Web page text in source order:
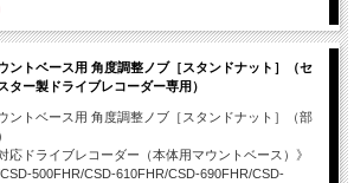
ントベース用 角度調整ノブ［スタンドナット］（セ
ター製ドライブレコーダー専用）
ントベース用 角度調整ノブ［スタンドナット］（部
対応ドライブレコーダー（本体用マウントベース）》
500FHR/CSD-610FHR/CSD-690FHR/CSD-